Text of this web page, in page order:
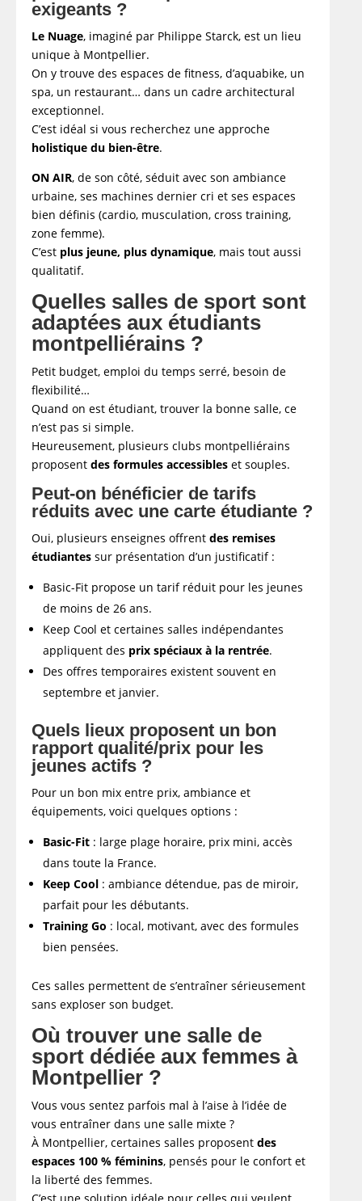
exigeants ?
Le Nuage, imaginé par Philippe Starck, est un lieu
unique à Montpellier.
On y trouve des espaces de fitness, d’aquabike, un
spa, un restaurant… dans un cadre architectural
exceptionnel.
C’est idéal si vous recherchez une approche
holistique du bien-être.
ON AIR, de son côté, séduit avec son ambiance
urbaine, ses machines dernier cri et ses espaces
bien définis (cardio, musculation, cross training,
zone femme).
C’est plus jeune, plus dynamique, mais tout aussi
qualitatif.
Quelles salles de sport sont
adaptées aux étudiants
montpelliérains ?
Petit budget, emploi du temps serré, besoin de
flexibilité…
Quand on est étudiant, trouver la bonne salle, ce
n’est pas si simple.
Heureusement, plusieurs clubs montpelliérains
proposentdes formules accessibles et souples.
Peut-on bénéficier de tarifs
réduits avec une carte étudiante ?
Oui, plusieurs enseignes offrentdes remises
étudiantes sur présentation d’un justificatif :
Basic-Fit propose un tarif réduit pour les jeunes
de moins de 26 ans.
Keep Cool et certaines salles indépendantes
appliquent des prix spéciaux à la rentrée.
Des offres temporaires existent souvent en
septembre et janvier.
Quels lieux proposent un bon
rapport qualité/prix pour les
jeunes actifs ?
Pour un bon mix entre prix, ambiance et
équipements, voici quelques options :
Basic-Fit : large plage horaire, prix mini, accès
dans toute la France.
Keep Cool : ambiance détendue, pas de miroir,
parfait pour les débutants.
Training Go : local, motivant, avec des formules
bien pensées.
Ces salles permettent de s’entraîner sérieusement
sans exploser son budget.
Où trouver une salle de
sport dédiée aux femmes à
Montpellier ?
Vous vous sentez parfois mal à l’aise à l’idée de
vous entraîner dans une salle mixte ?
À Montpellier, certaines salles proposentdes
espaces 100 % féminins, pensés pour le confort et
la liberté des femmes.